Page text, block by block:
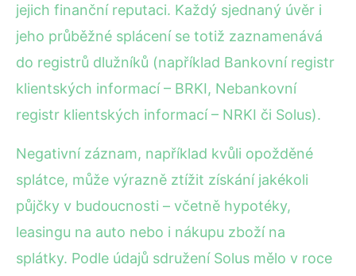
jejich finanční reputaci. Každý sjednaný úvěr i
jeho průběžné splácení se totiž zaznamenává
do registrů dlužníků (například Bankovní registr
klientských informací – BRKI, Nebankovní
registr klientských informací – NRKI či Solus).
Negativní záznam, například kvůli opožděné
splátce, může výrazně ztížit získání jakékoli
půjčky v budoucnosti – včetně hypotéky,
leasingu na auto nebo i nákupu zboží na
splátky. Podle údajů sdružení Solus mělo v roce